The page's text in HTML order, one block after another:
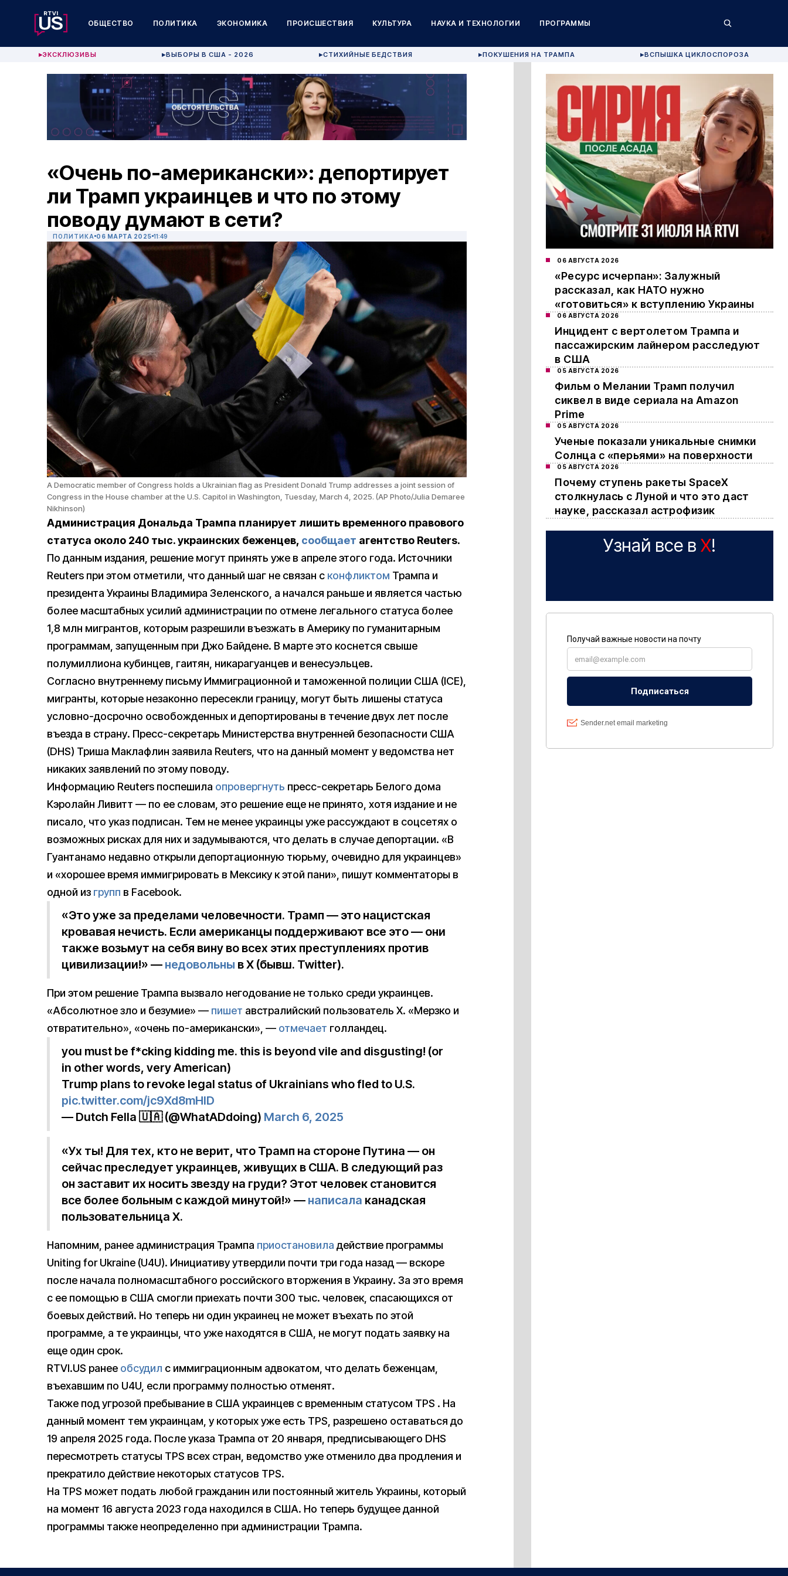
ОБЩЕСТВО ПОЛИТИКА ЭКОНОМИКА ПРОИСШЕСТВИЯ КУЛЬТУРА НАУКА И ТЕХНОЛОГИИ ПРОГРАММЫ
▶ЭКСКЛЮЗИВЫ ▶ВЫБОРЫ В США - 2026 ▶СТИХИЙНЫЕ БЕДСТВИЯ ▶ПОКУШЕНИЯ НА ТРАМПА ▶ВСПЫШКА ЦИКЛОСПОРОЗА
«Очень по-американски»: депортирует
ли Трамп украинцев и что по этому
поводу думают в сети?
ПОЛИТИКА 06 МАРТА 2025 11:49
A Democratic member of Congress holds a Ukrainian flag as President Donald Trump addresses a joint session of
Congress in the House chamber at the U.S. Capitol in Washington, Tuesday, March 4, 2025. (AP Photo/Julia Demaree
Nikhinson)
Администрация Дональда Трампа планирует лишить временного правового
статуса около 240 тыс. украинских беженцев, сообщает агентство Reuters.
По данным издания, решение могут принять уже в апреле этого года. Источники
Reuters при этом отметили, что данный шаг не связан с конфликтом Трампа и
президента Украины Владимира Зеленского, а начался раньше и является частью
более масштабных усилий администрации по отмене легального статуса более
1,8 млн мигрантов, которым разрешили въезжать в Америку по гуманитарным
программам, запущенным при Джо Байдене. В марте это коснется свыше
полумиллиона кубинцев, гаитян, никарагуанцев и венесуэльцев.
Согласно внутреннему письму Иммиграционной и таможенной полиции США (ICE),
мигранты, которые незаконно пересекли границу, могут быть лишены статуса
условно-досрочно освобожденных и депортированы в течение двух лет после
въезда в страну. Пресс-секретарь Министерства внутренней безопасности США
(DHS) Триша Маклафлин заявила Reuters, что на данный момент у ведомства нет
никаких заявлений по этому поводу.
Информацию Reuters поспешила опровергнуть пресс-секретарь Белого дома
Кэролайн Ливитт — по ее словам, это решение еще не принято, хотя издание и не
писало, что указ подписан. Тем не менее украинцы уже рассуждают в соцсетях о
возможных рисках для них и задумываются, что делать в случае депортации. «В
Гуантанамо недавно открыли депортационную тюрьму, очевидно для украинцев»
и «хорошее время иммигрировать в Мексику к этой пани», пишут комментаторы в
одной из групп в Facebook.
«Это уже за пределами человечности. Трамп — это нацистская
кровавая нечисть. Если американцы поддерживают все это — они
также возьмут на себя вину во всех этих преступлениях против
цивилизации!» — недовольны в X (бывш. Twitter).
При этом решение Трампа вызвало негодование не только среди украинцев.
«Абсолютное зло и безумие» — пишет австралийский пользователь X. «Мерзко и
отвратительно», «очень по-американски», — отмечает голландец.
you must be f*cking kidding me. this is beyond vile and disgusting! (or
in other words, very American)
Trump plans to revoke legal status of Ukrainians who fled to U.S.
pic.twitter.com/jc9Xd8mHlD
— Dutch Fella 🇺🇦 (@WhatADdoing) March 6, 2025
«Ух ты! Для тех, кто не верит, что Трамп на стороне Путина — он
сейчас преследует украинцев, живущих в США. В следующий раз
он заставит их носить звезду на груди? Этот человек становится
все более больным с каждой минутой!» — написала канадская
пользовательница X.
Напомним, ранее администрация Трампа приостановила действие программы
Uniting for Ukraine (U4U). Инициативу утвердили почти три года назад — вскоре
после начала полномасштабного российского вторжения в Украину. За это время
с ее помощью в США смогли приехать почти 300 тыс. человек, спасающихся от
боевых действий. Но теперь ни один украинец не может въехать по этой
программе, а те украинцы, что уже находятся в США, не могут подать заявку на
еще один срок.
RTVI.US ранее обсудил с иммиграционным адвокатом, что делать беженцам,
въехавшим по U4U, если программу полностью отменят.
Также под угрозой пребывание в США украинцев с временным статусом TPS . На
данный момент тем украинцам, у которых уже есть TPS, разрешено оставаться до
19 апреля 2025 года. После указа Трампа от 20 января, предписывающего DHS
пересмотреть статусы TPS всех стран, ведомство уже отменило два продления и
прекратило действие некоторых статусов TPS.
На TPS может подать любой гражданин или постоянный житель Украины, который
на момент 16 августа 2023 года находился в США. Но теперь будущее данной
программы также неопределенно при администрации Трампа.
06 АВГУСТА 2026
«Ресурс исчерпан»: Залужный
рассказал, как НАТО нужно
«готовиться» к вступлению Украины
06 АВГУСТА 2026
Инцидент с вертолетом Трампа и
пассажирским лайнером расследуют
в США
05 АВГУСТА 2026
Фильм о Мелании Трамп получил
сиквел в виде сериала на Amazon
Prime
05 АВГУСТА 2026
Ученые показали уникальные снимки
Солнца с «перьями» на поверхности
05 АВГУСТА 2026
Почему ступень ракеты SpaceX
столкнулась с Луной и что это даст
науке, рассказал астрофизик
Узнай все в X!